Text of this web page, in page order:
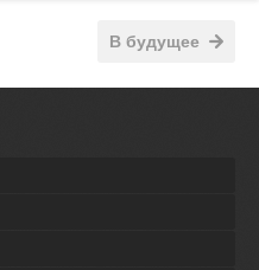
В будущее